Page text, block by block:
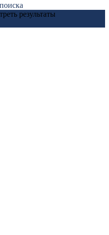
результаты